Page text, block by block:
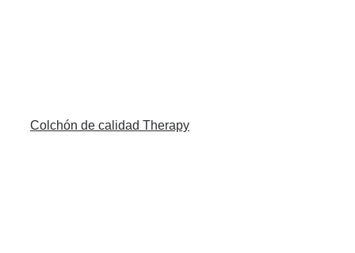
Colchón de calidad Therapy